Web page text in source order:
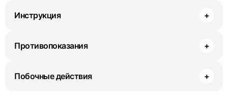
Инструкция +
Противопоказания +
Побочные действия +